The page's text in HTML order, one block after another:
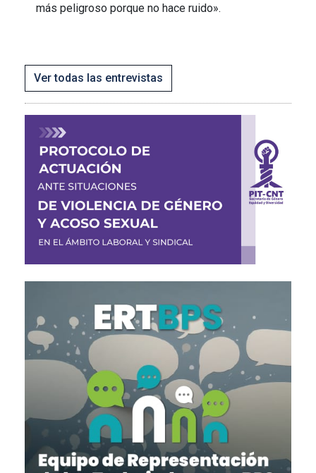
más peligroso porque no hace ruido».
Ver todas las entrevistas
Imagen